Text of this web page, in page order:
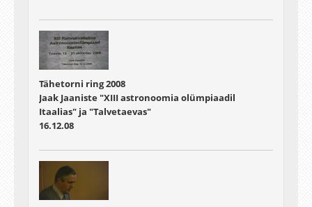
Tähetorni ring 2008
Jaak Jaaniste "XIII astronoomia olümpiaadil
Itaalias" ja "Talvetaevas"
16.12.08